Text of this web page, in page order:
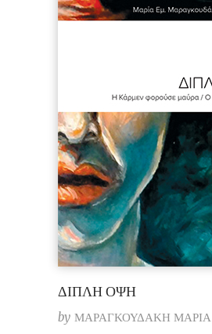
ΔΙΠΛΗ ΟΨΗ
by ΜΑΡΑΓΚΟΥΔΑΚΗ ΜΑΡΙΑ